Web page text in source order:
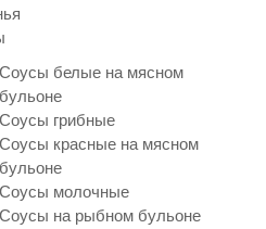
Соусы белые на мясном
бульоне
Соусы грибные
Соусы красные на мясном
бульоне
Соусы молочные
Соусы на рыбном бульоне